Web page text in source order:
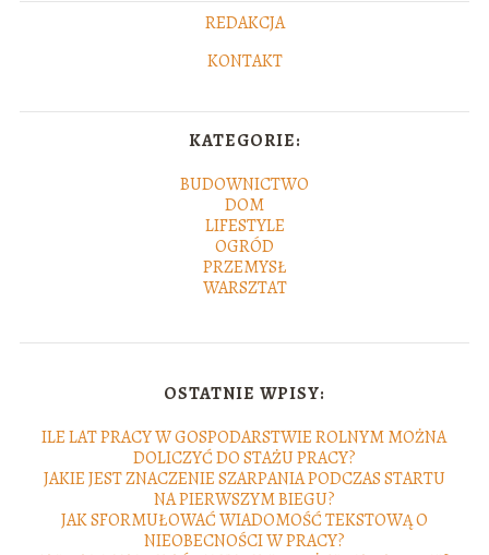
REDAKCJA
KONTAKT
KATEGORIE:
BUDOWNICTWO
DOM
LIFESTYLE
OGRÓD
PRZEMYSŁ
WARSZTAT
OSTATNIE WPISY:
ILE LAT PRACY W GOSPODARSTWIE ROLNYM MOŻNA
DOLICZYĆ DO STAŻU PRACY?
JAKIE JEST ZNACZENIE SZARPANIA PODCZAS STARTU
NA PIERWSZYM BIEGU?
JAK SFORMUŁOWAĆ WIADOMOŚĆ TEKSTOWĄ O
NIEOBECNOŚCI W PRACY?